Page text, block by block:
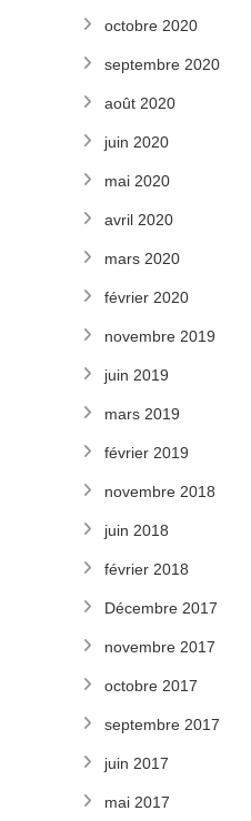
octobre 2020
septembre 2020
août 2020
juin 2020
mai 2020
avril 2020
mars 2020
février 2020
novembre 2019
juin 2019
mars 2019
février 2019
novembre 2018
juin 2018
février 2018
Décembre 2017
novembre 2017
octobre 2017
septembre 2017
juin 2017
mai 2017